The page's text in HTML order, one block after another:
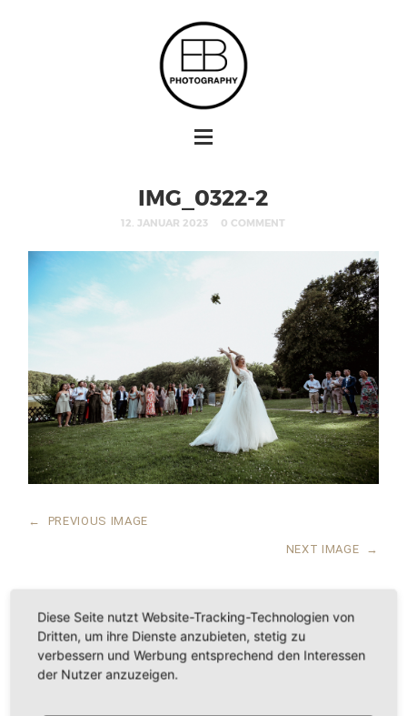
IMG_0322-2
12. JANUAR 2023 0 COMMENT
← PREVIOUS IMAGE
NEXT IMAGE →
LEAVE A COMMENT
Diese Seite nutzt Website-Tracking-Technologien von
Dritten, um ihre Dienste anzubieten, stetig zu
verbessern und Werbung entsprechend den Interessen
der Nutzer anzuzeigen.